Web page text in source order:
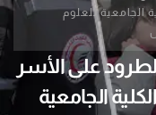
الجامعية للعلوم
آلاف الطرود على الأسر
الجامعية